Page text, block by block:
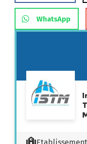
WhatsApp